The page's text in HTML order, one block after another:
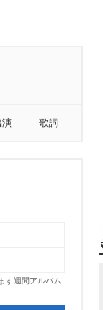
演 歌詞
す週間アルバム